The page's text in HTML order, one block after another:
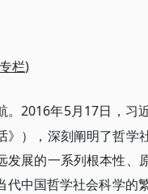
栏)
2016年5月17日，习
》），深刻阐明了哲
发展的一系列根本性
代中国哲学社会科学的